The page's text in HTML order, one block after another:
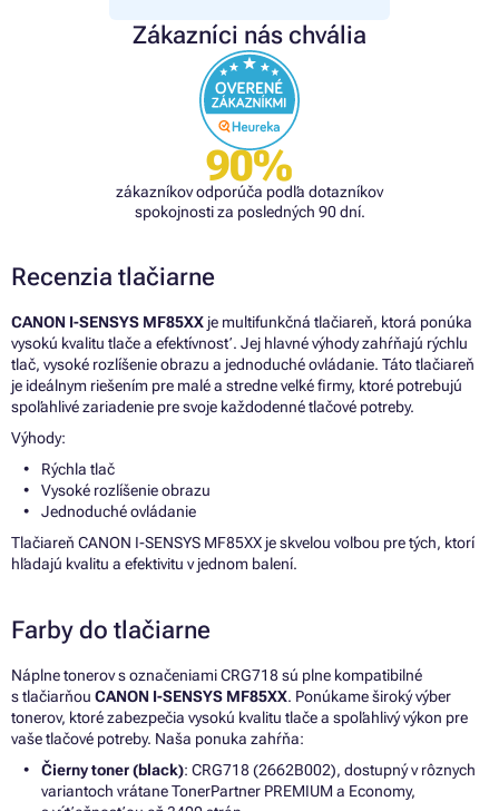
Zákazníci nás chvália
90%
zákazníkov odporúča podľa dotazníkov
spokojnosti za posledných 90 dní.
Recenzia tlačiarne
CANON I-SENSYS MF85XX je multifunkčná tlačiareň, ktorá ponúka
vysokú kvalitu tlače a efektívnosť. Jej hlavné výhody zahŕňajú rýchlu
tlač, vysoké rozlíšenie obrazu a jednoduché ovládanie. Táto tlačiareň
je ideálnym riešením pre malé a stredne veľké firmy, ktoré potrebujú
spoľahlivé zariadenie pre svoje každodenné tlačové potreby.
Výhody:
Rýchla tlač
Vysoké rozlíšenie obrazu
Jednoduché ovládanie
Tlačiareň CANON I-SENSYS MF85XX je skvelou voľbou pre tých, ktorí
hľadajú kvalitu a efektivitu v jednom balení.
Farby do tlačiarne
Náplne tonerov s označeniami CRG718 sú plne kompatibilné
s tlačiarňou CANON I-SENSYS MF85XX. Ponúkame široký výber
tonerov, ktoré zabezpečia vysokú kvalitu tlače a spoľahlivý výkon pre
vaše tlačové potreby. Naša ponuka zahŕňa:
Čierny toner (black): CRG718 (2662B002), dostupný v rôznych
variantoch vrátane TonerPartner PREMIUM a Economy,